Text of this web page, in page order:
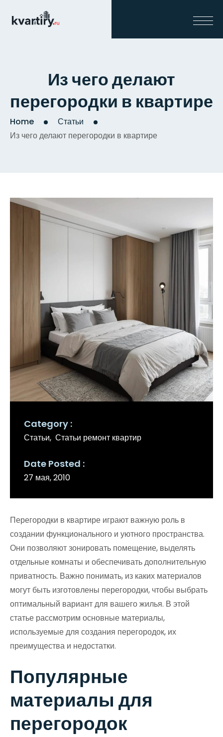
Из чего делают
перегородки в квартире
Home
Статьи
Из чего делают перегородки в квартире
Category
Статьи Статьи ремонт квартир
Date Posted
27 мая, 2010
Перегородки в квартире играют важную роль в
создании функционального и уютного пространства.
Они позволяют зонировать помещение, выделять
отдельные комнаты и обеспечивать дополнительную
приватность. Важно понимать, из каких материалов
могут быть изготовлены перегородки, чтобы выбрать
оптимальный вариант для вашего жилья. В этой
статье рассмотрим основные материалы,
используемые для создания перегородок, их
преимущества и недостатки.
Популярные
материалы для
перегородок